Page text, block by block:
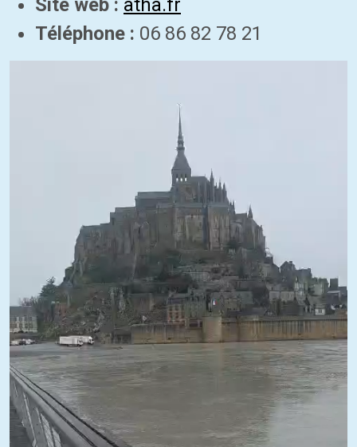
Site web : atha.fr
Téléphone : 06 86 82 78 21